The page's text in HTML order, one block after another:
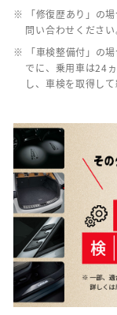
※ 「修復歴あり」の
問い合わせください
※ 「車検整備付」の
でに、乗用車は24
し、車検を取得し